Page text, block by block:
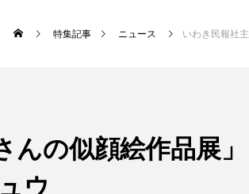
特集記事 ニュース いわき民報社主催「お母さんの似顔絵作品展」第２期始まる ら・ら・ミュウ
の似顔絵作品展」
ウ